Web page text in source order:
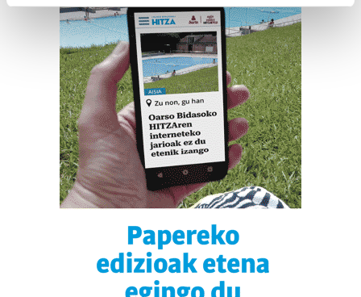
Find out more about how your personal data is processed
and set your preferences in thedetails section .
Guk eta gure bazkideek zure datu pertsonalak
prozesatzen ditugu, zure IP zenbakia, besteak beste,
teknologia erabiliz, cookieak adibidez, iragarki eta eduki
pertsonalizatuak eskaintzeko, iragarkiak eta edukia
neurtzeko, jendeari buruzko informazioa biltzeko eta
produktuak garatzeko. Zure datuak nork eta zertarako
erabiltzen dituen hauta dezakezu.
Bazkide batzuek ez dizute baimenik eskatzen, eta beren
interes komertzial legitimoetan babesten dira. Ikusi gure
bazkideen zerrenda, beren ustez zein helburutarako
duten interes legitimoa eta horren aurka nola egin